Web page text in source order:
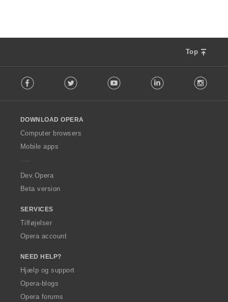
Top
o
w
O
p
a
Facebook Twitter Youtube LinkedIn
DOWNLOAD OPERA
Computer browsers
Mobile apps
Dev.Opera
Beta version
SERVICES
Tilføjelser
Opera account
NEED HELP?
Hjælp og support
Opera-blogs
Opera forums